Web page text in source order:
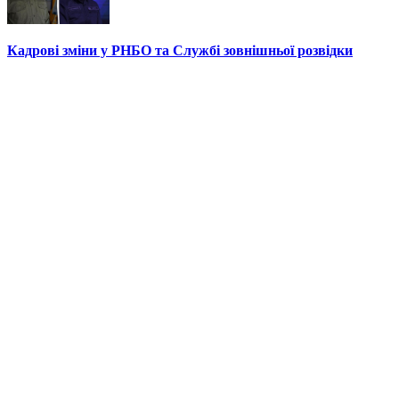
Кадрові зміни у РНБО та Службі зовнішньої розвідки